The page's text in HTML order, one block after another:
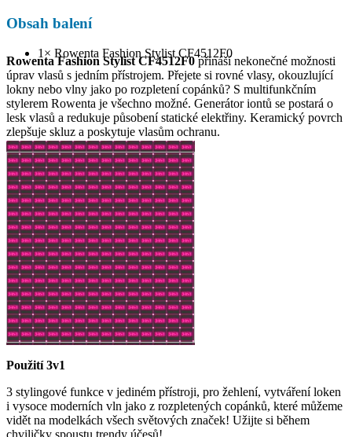
Obsah balení
1× Rowenta Fashion Stylist CF4512F0
Rowenta Fashion Stylist CF4512F0 přináší nekonečné možnosti
úprav vlasů s jedním přístrojem. Přejete si rovné vlasy, okouzlující
lokny nebo vlny jako po rozpletení copánků? S multifunkčním
stylerem Rowenta je všechno možné. Generátor iontů se postará o
lesk vlasů a redukuje působení statické elektřiny. Keramický povrch
zlepšuje skluz a poskytuje vlasům ochranu.
Použití 3v1
3 stylingové funkce v jediném přístroji, pro žehlení, vytváření loken
i vysoce moderních vln jako z rozpletených copánků, které můžeme
vidět na modelkách všech světových značek! Užijte si během